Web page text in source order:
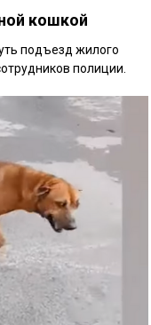
кошкой
подъезд жилого
полиции.